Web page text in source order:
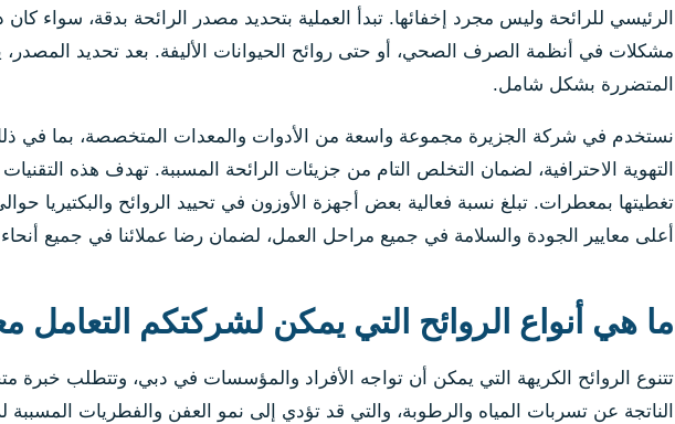
الرئيسي للرائحة وليس مجرد إخفائها. تبدأ العملية بتحديد مصدر الرائحة بدقة، سواء
مشكلات في أنظمة الصرف الصحي، أو حتى روائح الحيوانات الأليفة. بعد تحديد المصدر،
المتضررة بشكل شامل.
نستخدم في شركة الجزيرة مجموعة واسعة من الأدوات والمعدات المتخصصة، بما في ذلك
التهوية الاحترافية، لضمان التخلص التام من جزيئات الرائحة المسببة. تهدف هذه
أعلى معايير الجودة والسلامة في جميع مراحل العمل، لضمان رضا عملائنا في جميع
ما هي أنواع الروائح التي يمكن لشركتكم التعامل
تتنوع الروائح الكريهة التي يمكن أن تواجه الأفراد والمؤسسات في دبي، وتتطلب خبرة
الناتجة عن تسربات المياه والرطوبة، والتي قد تؤدي إلى نمو العفن والفطريات المسببة